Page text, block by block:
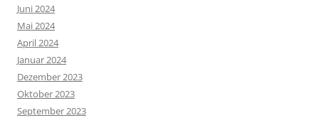
Juni 2024
Mai 2024
April 2024
Januar 2024
Dezember 2023
Oktober 2023
September 2023